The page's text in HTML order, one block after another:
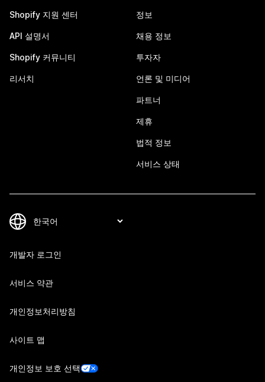
Shopify 지원 센터
API 설명서
Shopify 커뮤니티
리서치
정보
채용 정보
투자자
언론 및 미디어
파트너
제휴
법적 정보
서비스 상태
개발자 로그인
서비스 약관
개인정보처리방침
사이트 맵
개인정보 보호 선택